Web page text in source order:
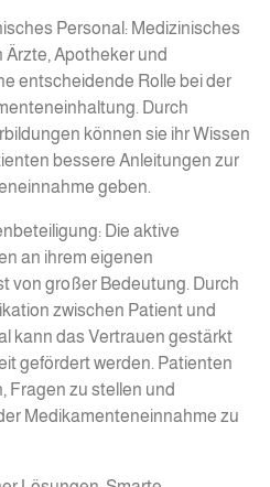
Personal: Medizinisches
Ärzte, Apotheker und
entscheidende Rolle bei der
Durch
können sie ihr Wissen
bessere Anleitungen zur
geben.
Die aktive
an ihrem eigenen
von großer Bedeutung. Durch
zwischen Patient und
kann das Vertrauen gestärkt
gefördert werden. Patienten
Fragen zu stellen und
Medikamenteneinnahme zu